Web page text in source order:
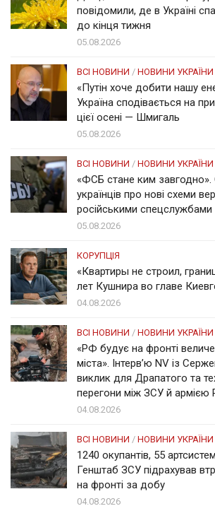
повідомили, де в Україні
до кінця тижня
05.08.2026
ВСІ НОВИНИ / НОВИНИ УКРАЇНИ
«Путін хоче добити нашу
Україна сподівається на
цієї осені — Шмигаль
05.08.2026
ВСІ НОВИНИ / НОВИНИ УКРАЇНИ
«ФСБ стане ким
українців про нові схеми
російськими спецслужбами
05.08.2026
КОРУПЦІЯ
«Квартиры не строил,
лет Кушнира во главе
04.08.2026
ВСІ НОВИНИ / НОВИНИ УКРАЇНИ
«РФ будує на фронті
міста». Інтерв’ю NV із
виклик для Драпатого та
перегони між ЗСУ й армією
04.08.2026
ВСІ НОВИНИ / НОВИНИ УКРАЇНИ
1240 окупантів, 55
Генштаб ЗСУ підрахував
на фронті за добу
04.08.2026